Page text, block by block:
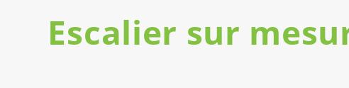
Escalier sur